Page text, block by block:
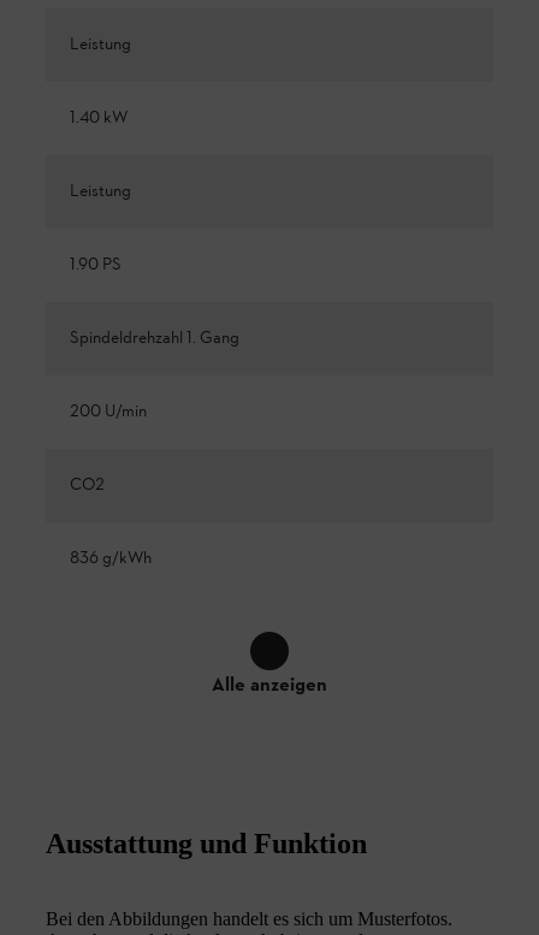
Leistung
1.40 kW
Leistung
1.90 PS
Spindeldrehzahl 1. Gang
200 U/min
CO2
836 g/kWh
Alle anzeigen
Ausstattung und Funktion
Bei den Abbildungen handelt es sich um Musterfotos.